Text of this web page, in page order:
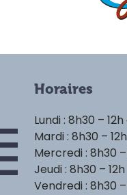
Horaires
Lundi : 8h30 –
Mardi : 8h30 – 12h
Mercredi : 8h30 –
Jeudi : 8h30 – 12h
Vendredi : 8h30 –